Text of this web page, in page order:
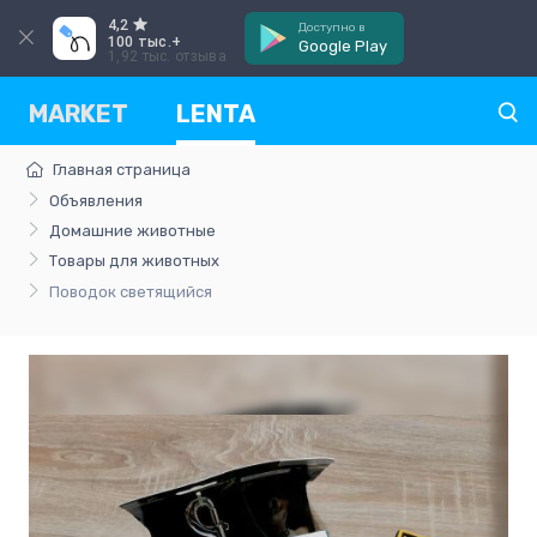
4,2
100 тыс.+
1,92 тыс. отзыва
Доступно в
Google Play
MARKET LENTA
Главная страница
Объявления
Домашние животные
Товары для животных
Поводок светящийся